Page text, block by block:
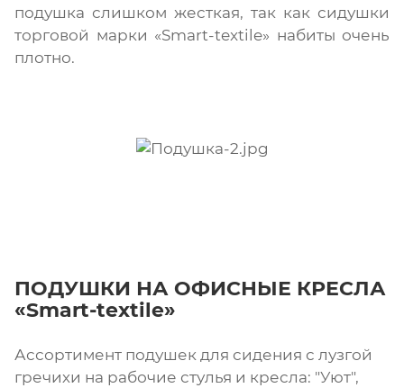
подушка слишком жесткая, так как сидушки
торговой марки «Smart-textile» набиты очень
плотно.
ПОДУШКИ НА ОФИСНЫЕ КРЕСЛА
«Smart-textile»
Ассортимент подушек для сидения с лузгой
гречихи на рабочие стулья и кресла: "Уют",